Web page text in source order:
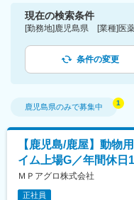
現在の検索条件
条件の変更
鹿児島県のみで募集中
【鹿児島/鹿屋】動物
イム上場G／年間休日
ＭＰアグロ株式会社
正社員